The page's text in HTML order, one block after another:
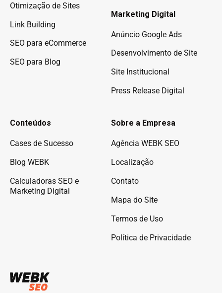
Otimização de Sites
Link Building
SEO para eCommerce
SEO para Blog
Marketing Digital
Anúncio Google Ads
Desenvolvimento de Site
Site Institucional
Press Release Digital
Conteúdos
Cases de Sucesso
Blog WEBK
Calculadoras SEO e
Marketing Digital
Sobre a Empresa
Agência WEBK SEO
Localização
Contato
Mapa do Site
Termos de Uso
Política de Privacidade